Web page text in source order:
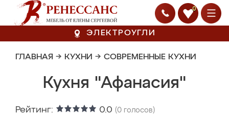
0
ЭЛЕКТРОУГЛИ
ГЛАВНАЯ → КУХНИ → СОВРЕМЕННЫЕ КУХНИ
Кухня "Афанасия"
Рейтинг: 0.0 (0 голосов)